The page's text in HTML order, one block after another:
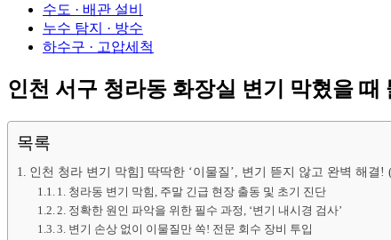
수도 · 배관 설비
누수 탐지 · 방수
하수구 · 고압세척
인천 서구 청라동 화장실 변기 막혔을 때
목록
인천 청라 변기 막힘] 딱딱한 ‘이물질’, 변기 뜯지 않고 완벽 해결!
1. 청라동 변기 막힘, 주말 긴급 현장 출동 및 초기 진단
2. 정확한 원인 파악을 위한 필수 과정, ‘변기 내시경 검사’
3. 변기 손상 없이 이물질만 쏙! 전문 회수 장비 투입